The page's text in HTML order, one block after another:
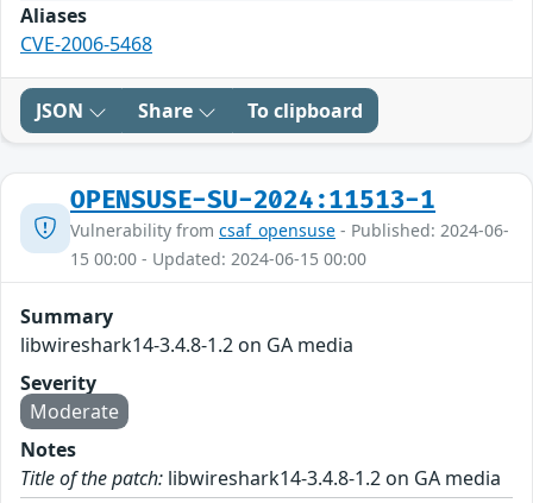
Aliases
CVE-2006-5468
JSON Share To clipboard
OPENSUSE-SU-2024:11513-1
Vulnerability from csaf_opensuse - Published: 2024-06-
15 00:00 - Updated: 2024-06-15 00:00
Summary
libwireshark14-3.4.8-1.2 on GA media
Severity
Moderate
Notes
Title of the patch: libwireshark14-3.4.8-1.2 on GA media